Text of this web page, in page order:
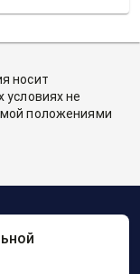
носит
условиях не
положениями